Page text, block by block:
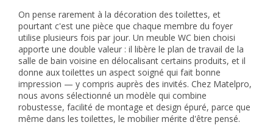
On pense rarement à la décoration des toilettes, et
pourtant c'est une pièce que chaque membre du foyer
utilise plusieurs fois par jour. Un meuble WC bien choisi
apporte une double valeur : il libère le plan de travail de la
salle de bain voisine en délocalisant certains produits, et il
donne aux toilettes un aspect soigné qui fait bonne
impression — y compris auprès des invités. Chez Matelpro,
nous avons sélectionné un modèle qui combine
robustesse, facilité de montage et design épuré, parce que
même dans les toilettes, le mobilier mérite d'être pensé.